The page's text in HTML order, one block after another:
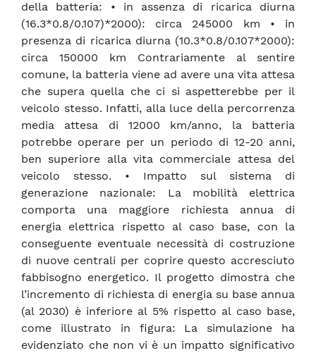
della batteria: • in assenza di ricarica diurna
(16.3*0.8/0.107)*2000): circa 245000 km • in
presenza di ricarica diurna (10.3*0.8/0.107*2000):
circa 150000 km Contrariamente al sentire
comune, la batteria viene ad avere una vita attesa
che supera quella che ci si aspetterebbe per il
veicolo stesso. Infatti, alla luce della percorrenza
media attesa di 12000 km/anno, la batteria
potrebbe operare per un periodo di 12-20 anni,
ben superiore alla vita commerciale attesa del
veicolo stesso. • Impatto sul sistema di
generazione nazionale: La mobilità elettrica
comporta una maggiore richiesta annua di
energia elettrica rispetto al caso base, con la
conseguente eventuale necessità di costruzione
di nuove centrali per coprire questo accresciuto
fabbisogno energetico. Il progetto dimostra che
l’incremento di richiesta di energia su base annua
(al 2030) è inferiore al 5% rispetto al caso base,
come illustrato in figura: La simulazione ha
evidenziato che non vi è un impatto significativo